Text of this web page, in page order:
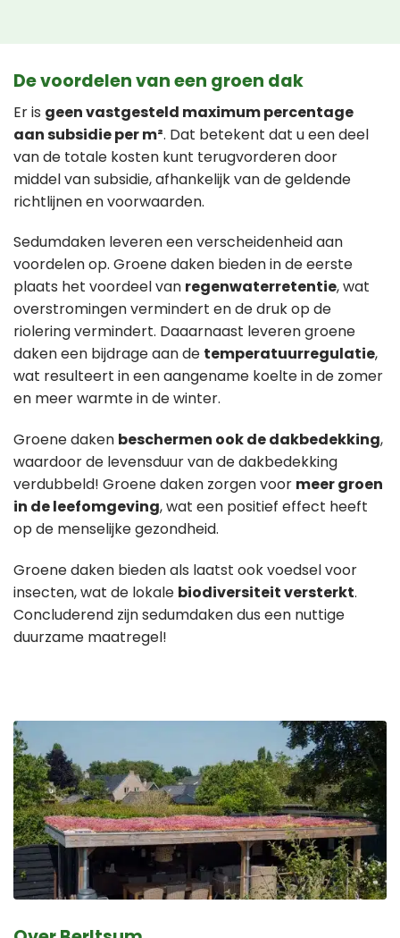
De voordelen van een groen dak
Er is geen vastgesteld maximum percentage
aan subsidie per m². Dat betekent dat u een deel
van de totale kosten kunt terugvorderen door
middel van subsidie, afhankelijk van de geldende
richtlijnen en voorwaarden.
Sedumdaken leveren een verscheidenheid aan
voordelen op. Groene daken bieden in de eerste
plaats het voordeel van regenwaterretentie, wat
overstromingen vermindert en de druk op de
riolering vermindert. Daaarnaast leveren groene
daken een bijdrage aan de temperatuurregulatie,
wat resulteert in een aangename koelte in de zomer
en meer warmte in de winter.
Groene daken beschermen ook de dakbedekking,
waardoor de levensduur van de dakbedekking
verdubbeld! Groene daken zorgen voor meer groen
in de leefomgeving, wat een positief effect heeft
op de menselijke gezondheid.
Groene daken bieden als laatst ook voedsel voor
insecten, wat de lokale biodiversiteit versterkt.
Concluderend zijn sedumdaken dus een nuttige
duurzame maatregel!